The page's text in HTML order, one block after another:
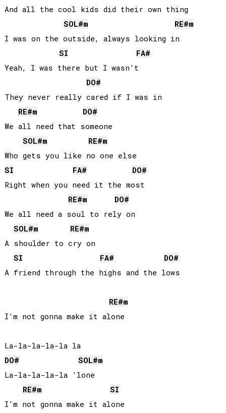
And all the cool kids did their own thing
SOL#m RE#m
I was on the outside, always looking in
SI
FA#
Yeah, I was there but I wasn't
DO#
They never really cared if I was in
RE#m
DO#
We all need that someone
SOL#m RE#m
SI
FA#
DO#
Right when you need it the most
RE#m
DO#
We all need a soul to rely on
SOL#m RE#m
A shoulder to cry on
SI
FA#
DO#
A friend through the highs and the lows
RE#m
I'm not gonna make it alone
La-la-la-la-la la
DO#
SOL#m
La-la-la-la-la 'lone
RE#m
SI
I'm not gonna make it alone